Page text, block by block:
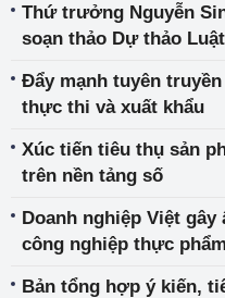
Thứ trưởng Nguyễn
soạn thảo Dự thảo
Đẩy mạnh tuyên
thực thi và xuất khẩu
Xúc tiến tiêu thụ sản
trên nền tảng số
Doanh nghiệp Việt
công nghiệp thực
Bản tổng hợp ý kiến,